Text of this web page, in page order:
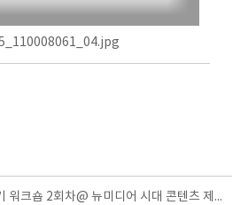
부기즈 3기 워크숍 2회차@ 뉴미디어 시대 콘텐츠 제작 강의